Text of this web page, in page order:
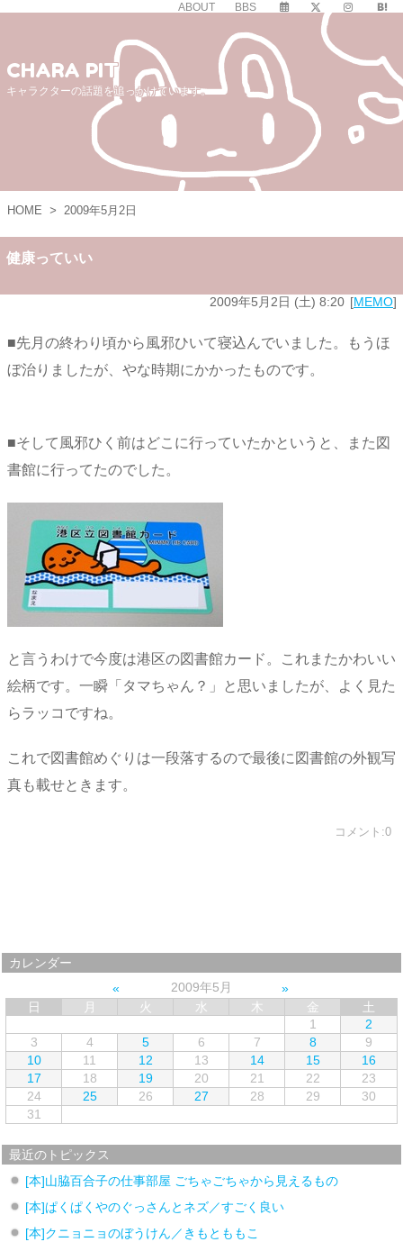
ABOUT BBS
CHARA PIT
キャラクターの話題を追っかけています。
HOME > 2009年5月2日
健康っていい
2009年5月2日 (土) 8:20 MEMO
■先月の終わり頃から風邪ひいて寝込んでいました。もうほ
ぼ治りましたが、やな時期にかかったものです。
■そして風邪ひく前はどこに行っていたかというと、また図
書館に行ってたのでした。
と言うわけで今度は港区の図書館カード。これまたかわいい
絵柄です。一瞬「タマちゃん？」と思いましたが、よく見た
らラッコですね。
これで図書館めぐりは一段落するので最後に図書館の外観写
真も載せときます。
コメント:0
カレンダー
2009年5月
日
月 火 水 木 金
土
1
2
3
4 5 6 7 8
9
10
11 12 13 14 15
16
17
18 19 20 21 22
23
24
25 26 27 28 29
30
31
最近のトピックス
[本]山脇百合子の仕事部屋 ごちゃごちゃから見えるもの
[本]ぱくぱくやのぐっさんとネズ／すごく良い
[本]クニョニョのぼうけん／きもとももこ